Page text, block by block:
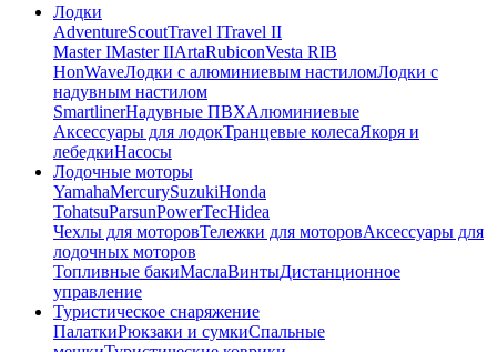
Лодки
AdventureScoutTravel ITravel II
Master IMaster IIArtaRubiconVesta RIB
HonWaveЛодки с алюминиевым настиломЛодки с
надувным настилом
SmartlinerНадувные ПВХАлюминиевые
Аксессуары для лодокТранцевые колесаЯкоря и
лебедкиНасосы
Лодочные моторы
YamahaMercurySuzukiHonda
TohatsuParsunPowerTecHidea
Чехлы для моторовТележки для моторовАксессуары для
лодочных моторов
Топливные бакиМаслаВинтыДистанционное
управление
Туристическое снаряжение
ПалаткиРюкзаки и сумкиСпальные